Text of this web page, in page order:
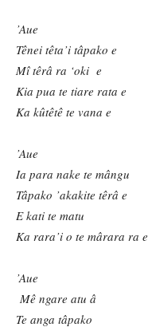
’Aue
Tênei têta’i tâpako e
Mî têrâ ra ‘oki e
Kia pua te tiare rata e
Ka kûtêtê te vana e
’Aue
Ia para nake te mângu
Tâpako ’akakite têrâ e
E kati te matu
Ka rara’i o te mârara ra e
’Aue
Mê ngare atu â
Te anga tâpako